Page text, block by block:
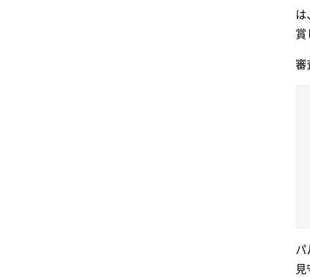
は
賞
審
パ
見